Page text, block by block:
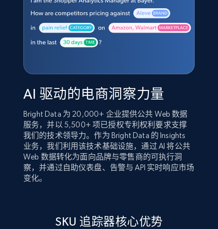
AI 驱动的电商洞察力量
Bright Data 为 20,000+ 企业提供公共 Web 数据
服务，并以 5,500+ 项已授权专利权利要求支撑
我们的技术领导力。作为 Bright Data 的 Insights
业务，我们利用该技术基础设施，通过 AI 将公共
Web 数据转化为面向品牌与零售商的可执行洞
察，并通过自助仪表盘、告警与 API 实时响应市场
变化。
SKU 追踪器核心优势